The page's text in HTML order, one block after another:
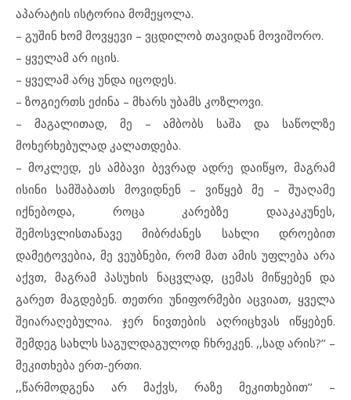
აპარატის ისტორია მომეყოლა.
– გუშინ ხომ მოვყევი – ვცდილობ თავიდან მოვიშორო.
– ყველამ არ იცის.
– ყველამ არც უნდა იცოდეს.
– ზოგიერთს ეძინა – მხარს უბამს კოზლოვი.
– მაგალითად, მე – ამბობს საშა და საწოლზე
მოხერხებულად კალათდება.
– მოკლედ, ეს ამბავი ბევრად ადრე დაიწყო, მაგრამ
ისინი სამშაბათს მოვიდნენ – ვიწყებ მე – შუაღამე
იქნებოდა, როცა კარებზე დააკაკუნეს,
შემოსვლისთანავე მიბრძანეს სახლი დროებით
დამეტოვებია, მე ვეუბნები, რომ მათ ამის უფლება არა
აქვთ, მაგრამ პასუხის ნაცვლად, ცემას მიწყებენ და
გარეთ მაგდებენ. თეთრი უნიფორმები აცვიათ, ყველა
შეიარაღებულია. ჯერ ნივთების აღრიცხვას იწყებენ.
შემდეგ სახლს საგულდაგულოდ ჩხრეკენ. ,,სად არის?’’ –
მეკითხება ერთ-ერთი.
,,წარმოდგენა არ მაქვს, რაზე მეკითხებით’’ –